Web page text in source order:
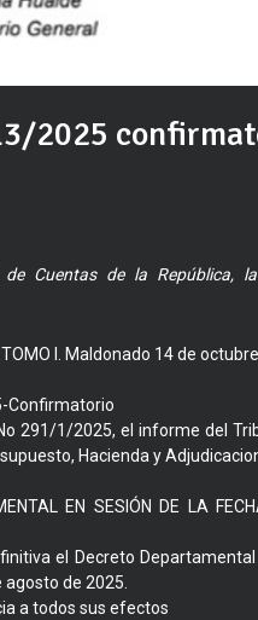
2025
de Cuentas de la República,
TOMO I. Maldonado 14 de
Confirmatorio
291/1/2025, el informe del
Hacienda y
EN SESIÓN DE LA
el Decreto
agosto de 2025.
a todos sus efectos